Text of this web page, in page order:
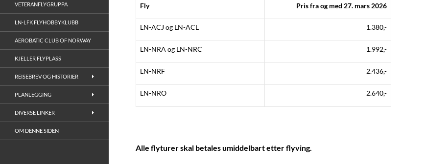
Fly Pris fra og med 27. mars 2026
LN-ACJ og LN-ACL 1.380,-
LN-NRA og LN-NRC 1.992,-
LN-NRF 2.436,-
LN-NRO 2.640,-
Alle flyturer skal betales umiddelbart etter flyving.
VETERANFLYGRUPPA
LN-LFK FLYHOBBYKLUBB
AEROBATIC CLUB OF NORWAY
KJELLER FLYPLASS
REISEBREV OG HISTORIER
PLANLEGGING
DIVERSE LINKER
OM DENNE SIDEN